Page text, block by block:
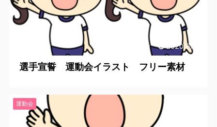
2020/6/20
選手宣誓 運動会イラスト フリー素材
運動会